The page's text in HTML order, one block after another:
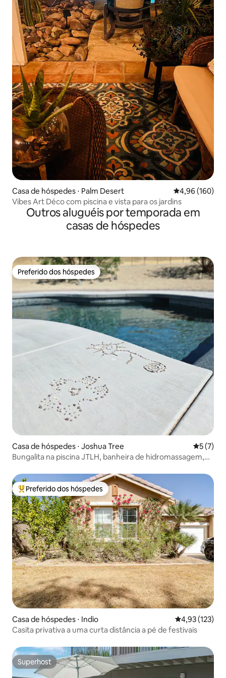
Casa de hóspedes ⋅ Palm Desert 4,96 de uma
4,96 (160)
Vibes Art Déco com piscina e vista para os jardins
Outros aluguéis por temporada em
casas de hóspedes
Preferido dos hóspedes
Preferido dos hóspedes
Casa de hóspedes ⋅ Joshua Tree 5 de
5 (7)
Bungalita na piscina JTLH, banheira de hidromassagem,
Entre os melhores preferidos dos hóspedes
Preferido dos hóspedes
Casa de hóspedes ⋅ Indio 4,93 de uma
4,93 (123)
Casita privativa a uma curta distância a pé de festivais
Superhost
Superhost